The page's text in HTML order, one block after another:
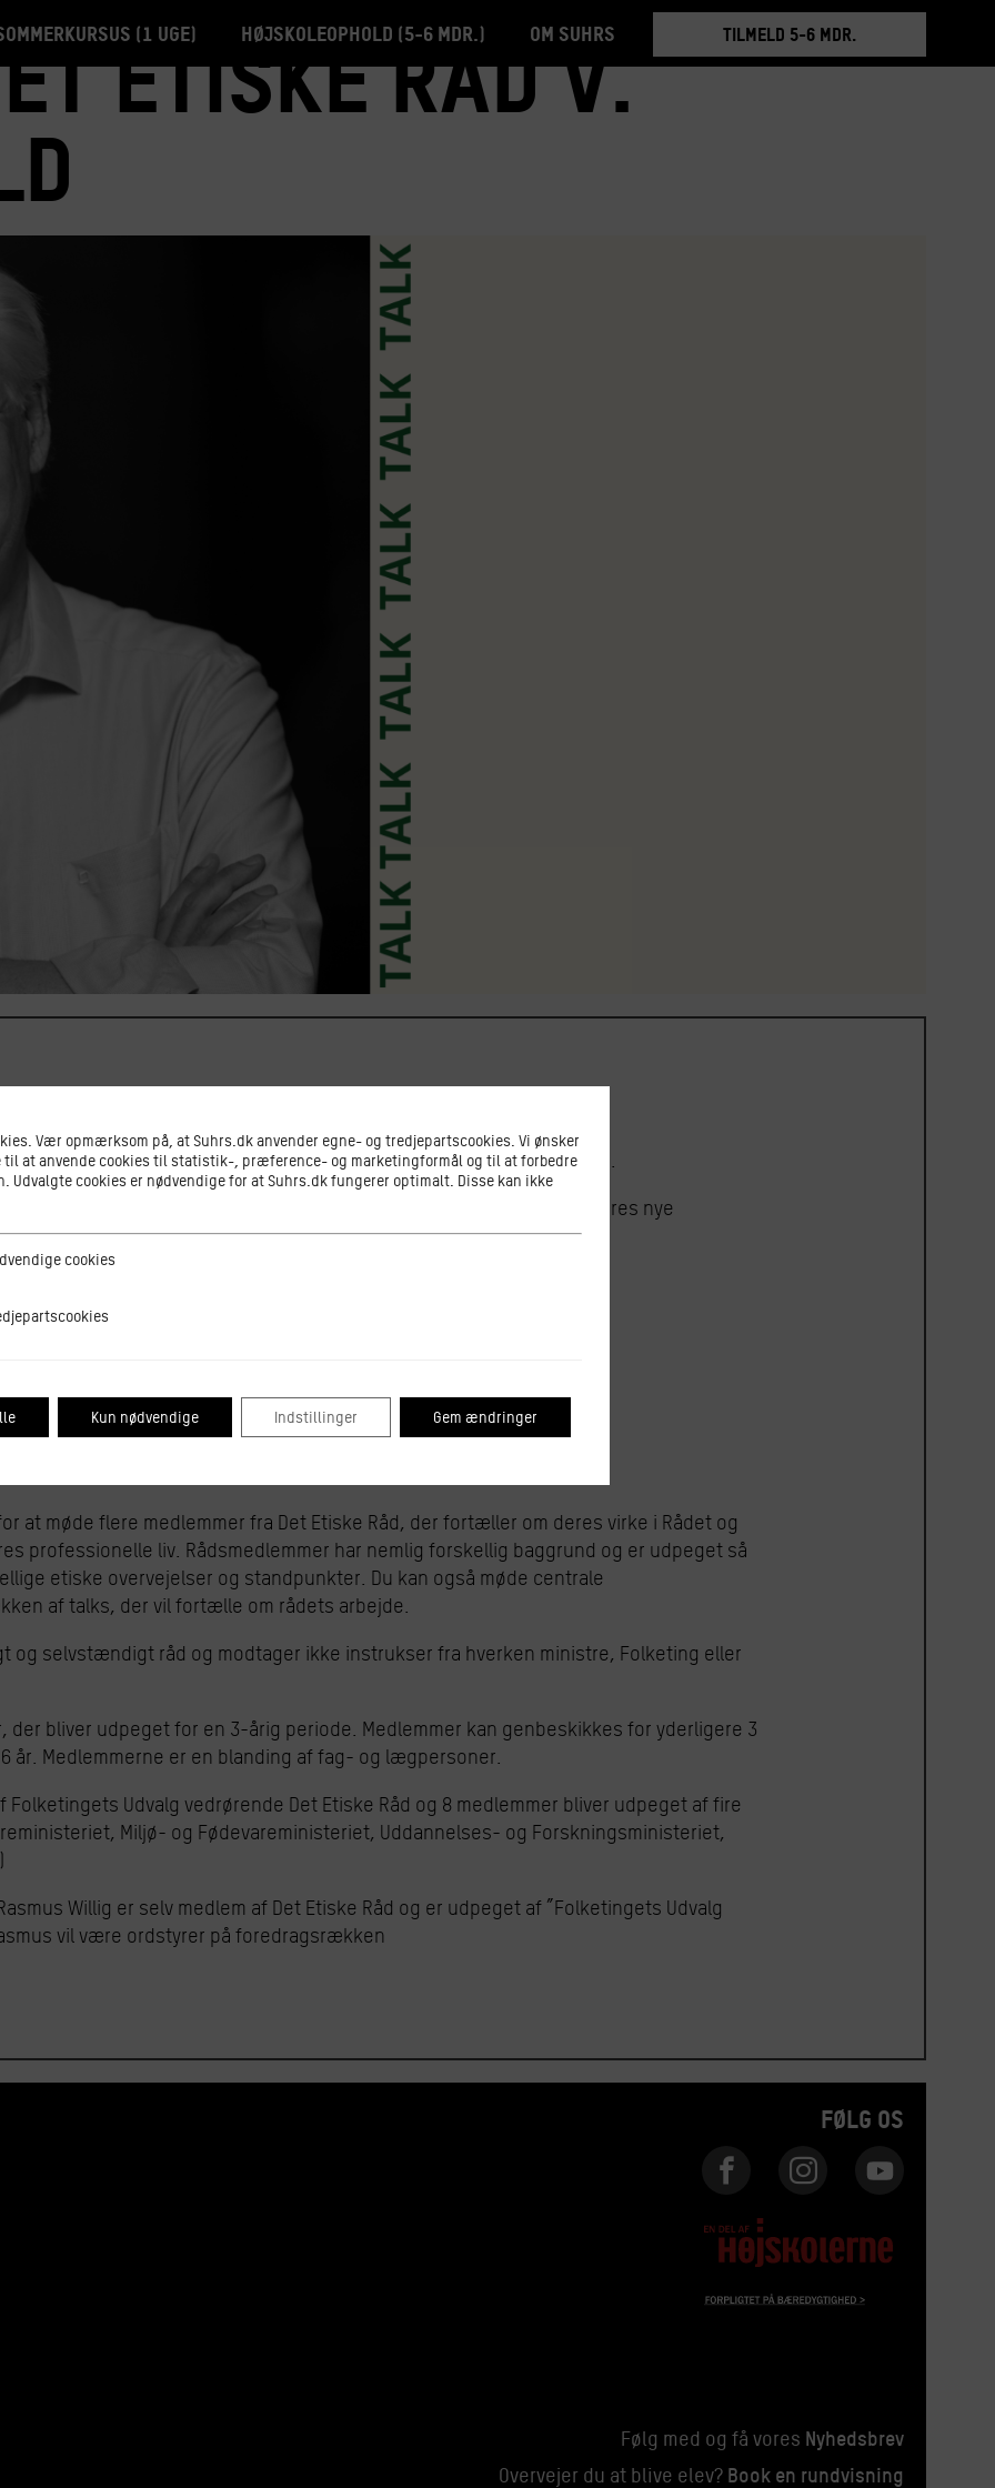
(1 uge) Højskoleophold (5-6 mdr.) Om Suhrs
BOOK RUNDVISNING
Etiske Råd V.
Marmorkirken ogtidl. medlem, Den Centrale Videnskabsetiske Komité.
og håb – og særligt om de etiske udfordringer, der knytter sig til vores nye
kl. 9.15
Kræver ikke tilmelding.
Råd
at møde flere medlemmer fra Det Etiske Råd, der fortæller om deres virke i Rådet og
professionelle liv. Rådsmedlemmer har nemlig forskellig baggrund og er udpeget så
etiske overvejelser og standpunkter. Du kan også møde centrale
af talks, der vil fortælle om rådets arbejde.
og selvstændigt råd og modtager ikke instrukser fra hverken ministre, Folketing eller
der bliver udpeget for en 3-årig periode. Medlemmer kan genbeskikkes for yderligere 3
år. Medlemmerne er en blanding af fag- og lægpersoner.
Udvalg vedrørende Det Etiske Råd og 8 medlemmer bliver udpeget af fire
Miljø- og Fødevareministeriet, Uddannelses- og Forskningsministeriet,
Willig er selv medlem af Det Etiske Råd og er udpeget af ”Folketingets Udvalg
vil være ordstyrer på foredragsrækken
FØLG OS
Følg med og få vores Nyhedsbrev
Overvejer du at blive elev? Book en rundvisning
Vær opmærksom på, at Suhrs.dk anvender egne- og tredjepartscookies. Vi ønsker
til at anvende cookies til statistik-, præference- og marketingformål og til at forbedre
Udvalgte cookies er nødvendige for at Suhrs.dk fungerer optimalt. Disse kan ikke
cookiescookies
Kun nødvendige Indstillinger Gem ændringer